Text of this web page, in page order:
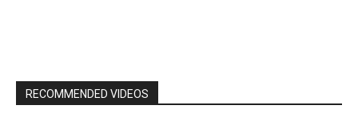
RECOMMENDED VIDEOS